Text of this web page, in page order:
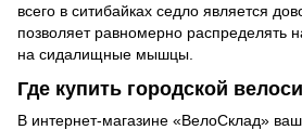
всего в ситибайках седло является
позволяет равномерно распределять
на сидалищные мышцы.
Где купить городской
В интернет-магазине «ВелоСклад»